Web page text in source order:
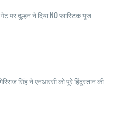
पर दुल्हन ने दिया NO प्लास्टिक यूज
सिंह ने एनआरसी को पूरे हिंदुस्तान की